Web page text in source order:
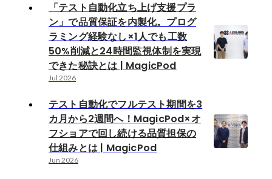
「テスト自動化立ち上げ支援プラ
ン」で品質保証を内製化。プログ
ラミング経験なし×1人でも工数
50%削減と24時間監視体制を実現
できた秘訣とは | MagicPod
Jul 2026
テスト自動化でフルテスト期間を3
カ月から2週間へ！MagicPod×オ
フショアで回し続ける品質担保の
仕組みとは | MagicPod
Jun 2026